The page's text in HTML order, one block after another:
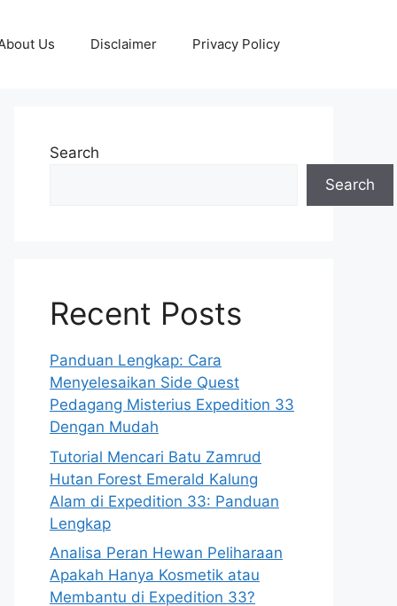
Us Disclaimer Privacy Policy
Search
Search
Recent Posts
Panduan Lengkap: Cara
Menyelesaikan Side Quest
Pedagang Misterius Expedition 33
Dengan Mudah
Tutorial Mencari Batu Zamrud
Hutan Forest Emerald Kalung
Alam di Expedition 33: Panduan
Lengkap
Analisa Peran Hewan Peliharaan
Apakah Hanya Kosmetik atau
Membantu di Expedition 33?